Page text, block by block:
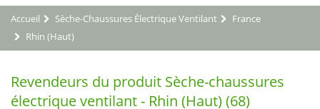
Accueil Sèche-Chaussures Électrique Ventilant
France
Rhin (Haut)
Revendeurs du produit Sèche-chaussures
électrique ventilant - Rhin (Haut) (68)